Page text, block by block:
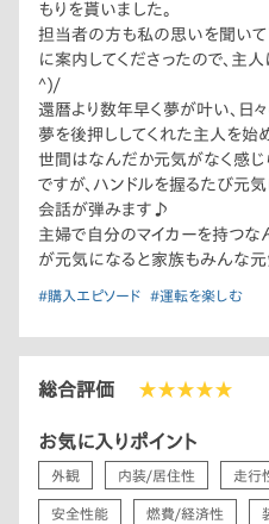
もりを貰いました。
担当者の方も私の思いを聞いて
に案内してくださったので、主
^)/
還暦より数年早く夢が叶い、日
夢を後押ししてくれた主人を始
世間はなんだか元気がなく感じ
ですが、ハンドルを握るたび元
会話が弾みます♪
主婦で自分のマイカーを持つな
が元気になると家族もみんな元
#購入エピソード #運転を楽しむ
総合評価 ★★★★★
お気に入りポイント
外観 内装/居住性 走行
安全性能 燃費/経済性